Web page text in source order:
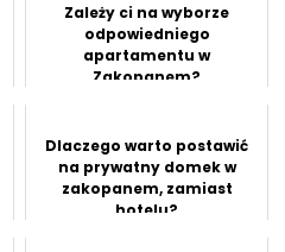
Zależy ci na wyborze
odpowiedniego
apartamentu w
Zakopanem?
Dlaczego warto postawić
na prywatny domek w
zakopanem, zamiast
hotelu?